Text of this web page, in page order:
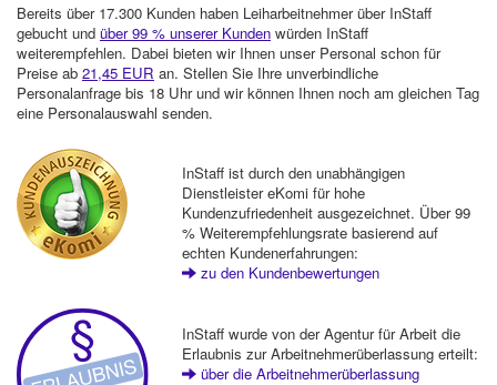
Bereits über 17.300 Kunden haben Leiharbeitnehmer über InStaff
gebucht und über 99 % unserer Kunden würden InStaff
weiterempfehlen. Dabei bieten wir Ihnen unser Personal schon für
Preise ab 21,45 EUR an. Stellen Sie Ihre unverbindliche
Personalanfrage bis 18 Uhr und wir können Ihnen noch am gleichen Tag
eine Personalauswahl senden.
InStaff ist durch den unabhängigen
Dienstleister eKomi für hohe
Kundenzufriedenheit ausgezeichnet. Über 99
% Weiterempfehlungsrate basierend auf
echten Kundenerfahrungen:
zu den Kundenbewertungen
InStaff wurde von der Agentur für Arbeit die
Erlaubnis zur Arbeitnehmerüberlassung erteilt:
über die Arbeitnehmerüberlassung